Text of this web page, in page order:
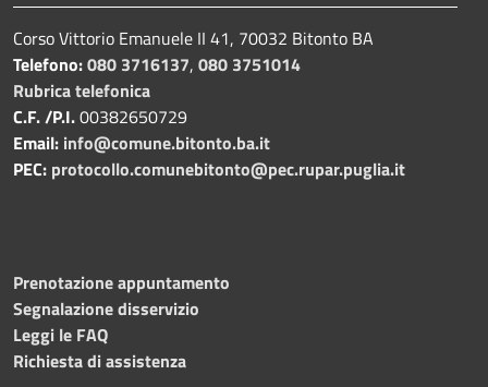
Corso Vittorio Emanuele II 41, 70032 Bitonto BA
Telefono:080 3716137, 080 3751014
Rubrica telefonica
C.F. /P.I.00382650729
Email: info@comune.bitonto.ba.it
PEC: protocollo.comunebitonto@pec.rupar.puglia.it
Prenotazione appuntamento
Segnalazione disservizio
Leggi le FAQ
Richiesta di assistenza